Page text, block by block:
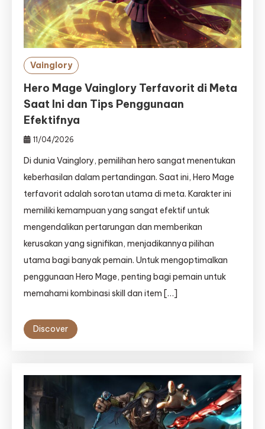
Vainglory
Hero Mage Vainglory Terfavorit di Meta
Saat Ini dan Tips Penggunaan
Efektifnya
11/04/2026
Di dunia Vainglory, pemilihan hero sangat menentukan
keberhasilan dalam pertandingan. Saat ini, Hero Mage
terfavorit adalah sorotan utama di meta. Karakter ini
memiliki kemampuan yang sangat efektif untuk
mengendalikan pertarungan dan memberikan
kerusakan yang signifikan, menjadikannya pilihan
utama bagi banyak pemain. Untuk mengoptimalkan
penggunaan Hero Mage, penting bagi pemain untuk
memahami kombinasi skill dan item […]
Discover